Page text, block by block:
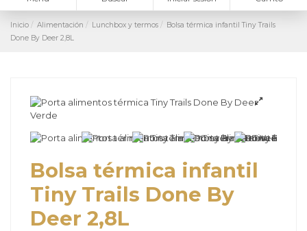
Inicio Alimentación Lunchbox y termos
Bolsa térmica infantil Tiny Trails
Done By Deer 2,8L
Bolsa térmica infantil
Tiny Trails Done By
Deer 2,8L